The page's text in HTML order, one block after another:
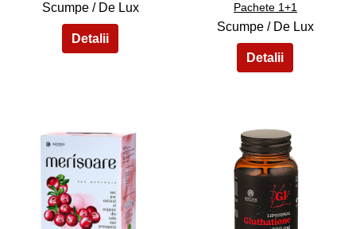
Scumpe / De Lux Pachete 1+1
Scumpe / De Lux
43 44